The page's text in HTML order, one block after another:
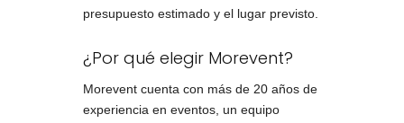
presupuesto estimado y el lugar previsto.
¿Por qué elegir Morevent?
Morevent cuenta con más de 20 años de
experiencia en eventos, un equipo